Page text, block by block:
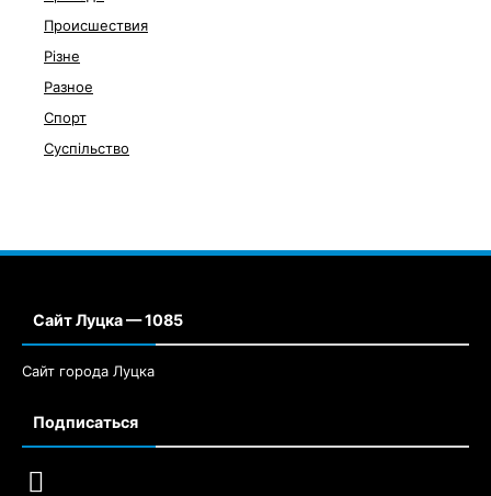
Происшествия
Різне
Разное
Спорт
Суспільство
Сайт Луцка — 1085
Сайт города Луцка
Подписаться